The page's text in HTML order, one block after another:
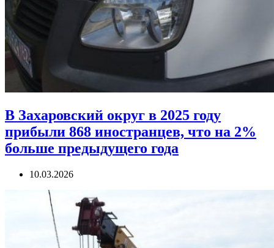
В Захаровский округ в 2025 году
прибыли 868 иностранцев, что на 2%
больше предыдущего года
10.03.2026